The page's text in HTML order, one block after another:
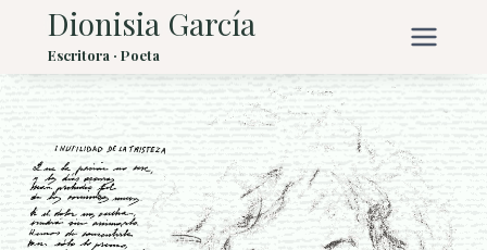
Saltar
contenido
Dionisia García
Escritora · Poeta